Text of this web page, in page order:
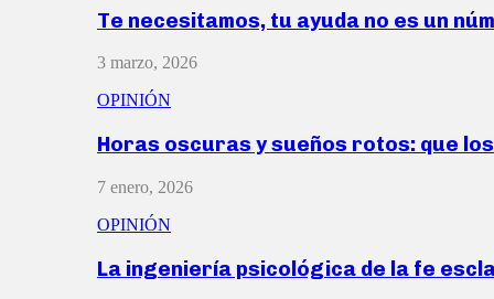
Te necesitamos, tu ayuda no es un
3 marzo, 2026
OPINIÓN
Horas oscuras y sueños rotos: que
7 enero, 2026
OPINIÓN
La ingeniería psicológica de la fe